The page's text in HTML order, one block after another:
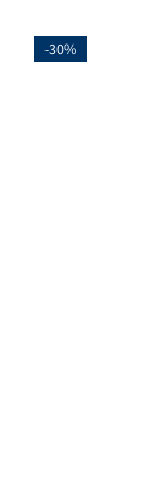
-30%